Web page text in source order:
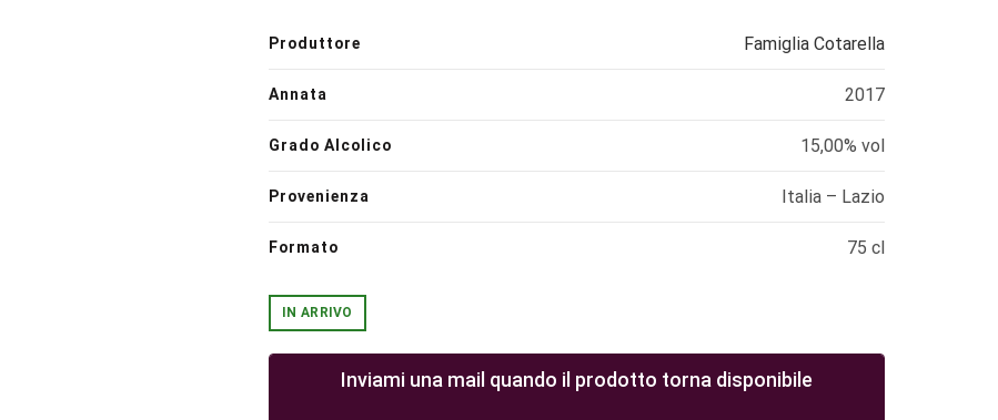
Produttore Famiglia Cotarella
Annata 2017
Grado Alcolico 15,00% vol
Provenienza Italia – Lazio
Formato 75 cl
IN ARRIVO
Inviami una mail quando il prodotto torna disponibile